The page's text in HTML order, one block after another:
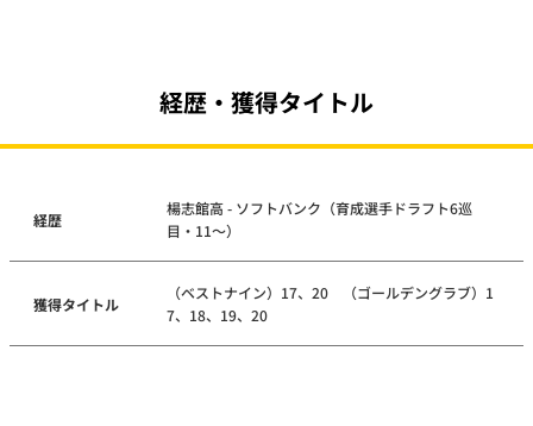
経歴・獲得タイトル
経歴
楊志館高 - ソフトバンク（育成選手ドラフト6巡
目・11～）
獲得タイトル
（ベストナイン）17、20 （ゴールデングラブ）1
7、18、19、20